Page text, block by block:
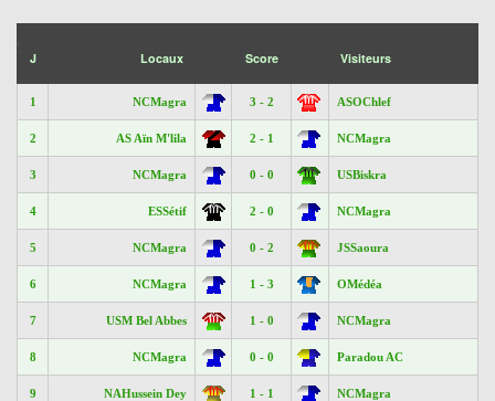
J Locaux Score Visiteurs
1 NCMagra 3 - 2 ASOChlef
2 AS Aïn M'lila 2 - 1 NCMagra
3 NCMagra 0 - 0 USBiskra
4 ESSétif 2 - 0 NCMagra
5 NCMagra 0 - 2 JSSaoura
6 NCMagra 1 - 3 OMédéa
7 USM Bel Abbes 1 - 0 NCMagra
8 NCMagra 0 - 0 Paradou AC
9 NAHussein Dey 1 - 1 NCMagra